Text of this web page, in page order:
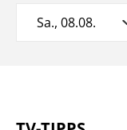
Sa., 08.08.